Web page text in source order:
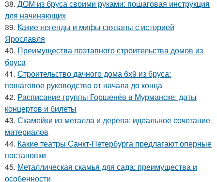
38. ДОМ из бруса своими руками: пошаговая инструкция
для начинающих
39. Какие легенды и мифы связаны с историей
Ярославля
40. Преимущества поэтапного строительства домов из
бруса
41. Строительство дачного дома 6х9 из бруса:
пошаговое руководство от начала до конца
42. Расписание группы Горшенёв в Мурманске: даты
концертов и билеты
43. Скамейки из металла и дерева: идеальное сочетание
материалов
44. Какие театры Санкт-Петербурга предлагают оперные
постановки
45. Металлическая скамья для сада: преимущества и
особенности